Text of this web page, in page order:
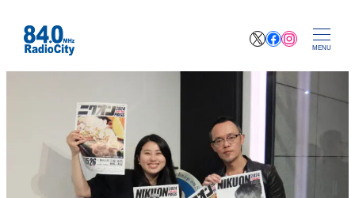
XFacebook
MENU